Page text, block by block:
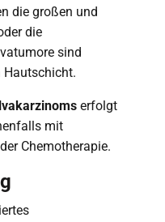
die großen und
die
sind
Hautschicht.
erfolgt
mit
Chemotherapie.